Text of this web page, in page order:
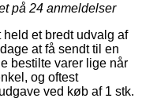
på 24 anmeldelser
et bredt udvalg af
at få sendt til en
bestilte varer lige når
og oftest
ved køb af 1 stk.